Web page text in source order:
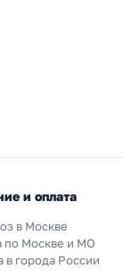
и оплата
в Москве
по Москве и МО
в города России